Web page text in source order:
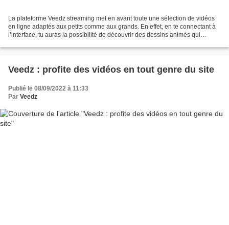
La plateforme Veedz streaming met en avant toute une sélection de vidéos
en ligne adaptés aux petits comme aux grands. En effet, en te connectant à
l’interface, tu auras la possibilité de découvrir des dessins animés qui
Veedz : profite des vidéos en tout genre du site
Publié le 08/09/2022 à 11:33
Par Veedz